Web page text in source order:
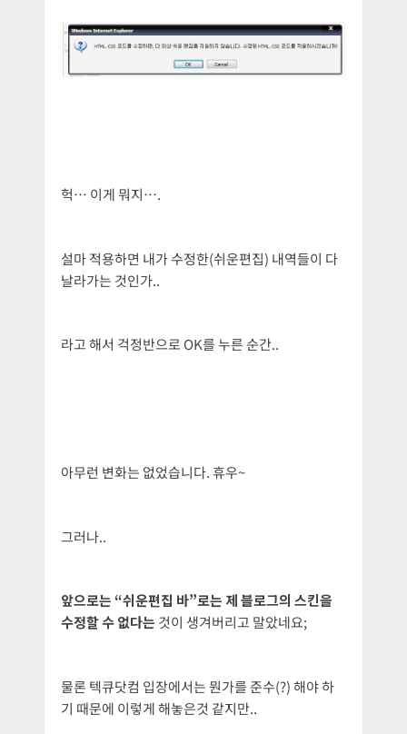
헉… 이게 뭐지….
설마 적용하면 내가 수정한(쉬운편집) 내역들이 다
날라가는 것인가..
라고 해서 걱정반으로 OK를 누른 순간..
아무런 변화는 없었습니다. 휴우~
그러나..
앞으로는 “쉬운편집 바”로는 제 블로그의 스킨을
수정할 수 없다는 것이 생겨버리고 말았네요;
물론 텍큐닷컴 입장에서는 뭔가를 준수(?) 해야 하
기 때문에 이렇게 해놓은것 같지만..